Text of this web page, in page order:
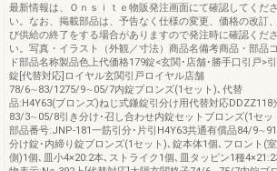
最新情報は、Ｏｎｓｉｔｅ物販発注画面にて確認してくださ
い。なお、掲載部品は、予告なく仕様の変更、価格の改訂
び供給の終了をする場合がありますので発注時に確認くださ
い。写真・イラスト（外観／寸法）商品名備考商品・部品
ド部品名称製品色上代価格179錠<玄関･店舗･勝手口引戸>
錠[代替対応]ロイヤル玄関引戸ロイヤル店舗
78/6∼83/1275/9∼05/7内錠ブロンズ(1セット)､代替
品:H4Y63(ブロンズ)ねじ式鎌錠引分け用代替対応DDZZ118
83/3∼05/8引き分け･召し合わせ内錠セットブロンズ(1セッ
部品番号:JNP-181一筋引分･片引H4Y63共通有償品84/
分け錠･内締り錠ブロンズ(1セット)､錠本体1個､フロント(
側)1個､皿小4×20:2本､ストライク1個､皿タッピン1種